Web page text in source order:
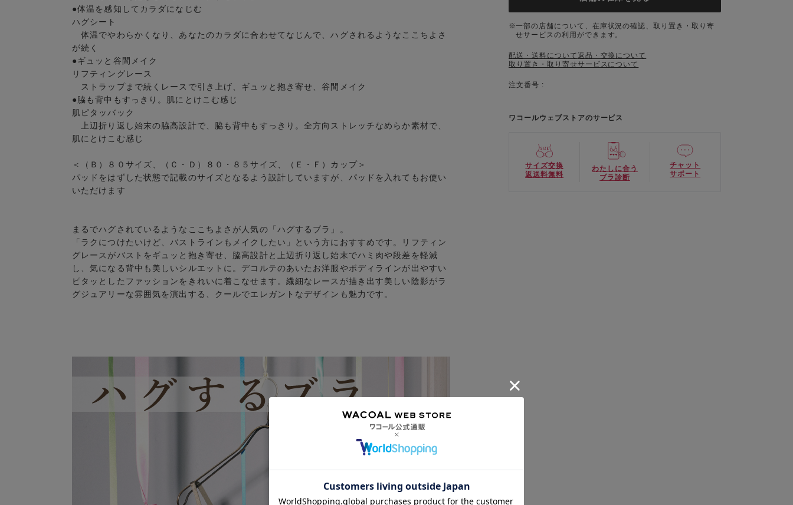
一部の店舗について、在庫状況の確認、取り置き・取り寄
せサービスの利用ができます。
配送・送料について返品・交換について
取り置き・取り寄せサービスについて
注文番号 :
ワコールウェブストアのサービス
サイズ交換
返送料無料
わたしに合う
ブラ診断
チャット
サポート
●体温を感知してカラダになじむ
ハグシート
体温でやわらかくなり、あなたのカラダに合わせてなじんで、ハグされるようなここちよさ
が続く
●ギュッと谷間メイク
リフティングレース
ストラップまで続くレースで引き上げ、ギュッと抱き寄せ、谷間メイク
●脇も背中もすっきり。肌にとけこむ感じ
肌ピタッバック
上辺折り返し始末の脇高設計で、脇も背中もすっきり。全方向ストレッチなめらか素材で、
肌にとけこむ感じ
＜（Ｂ）８０サイズ、（Ｃ・Ｄ）８０・８５サイズ、（Ｅ・Ｆ）カップ＞
パッドをはずした状態で記載のサイズとなるよう設計していますが、パッドを入れてもお使い
いただけます
まるでハグされているようなここちよさが人気の「ハグするブラ」。
「ラクにつけたいけど、バストラインもメイクしたい」という方におすすめです。リフティン
グレースがバストをギュッと抱き寄せ、脇高設計と上辺折り返し始末でハミ肉や段差を軽減
し、気になる背中も美しいシルエットに。デコルテのあいたお洋服やボディラインが出やすい
ピタッとしたファッションをきれいに着こなせます。繊細なレースが描き出す美しい陰影がラ
グジュアリーな雰囲気を演出する、クールでエレガントなデザインも魅力です。